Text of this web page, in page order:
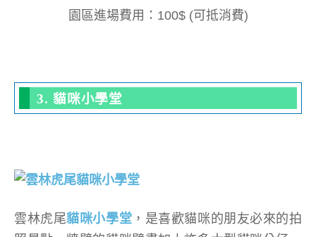
園區進場費用：100$ (可抵消費)
3. 貓咪小學堂
雲林虎尾貓咪小學堂 ，是喜歡貓咪的朋友必來的拍